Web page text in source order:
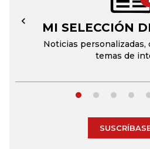
MI SELECCIÓN
Noticias personalizadas,
temas de
←